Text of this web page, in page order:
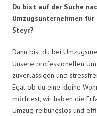
Du bist auf der Suche
Umzugsunternehmen für
Steyr?
Dann bist du bei
Unsere professionellen
zuverlässigen und
Egal ob du eine kleine
möchtest, wir haben die
Umzug reibungslos und